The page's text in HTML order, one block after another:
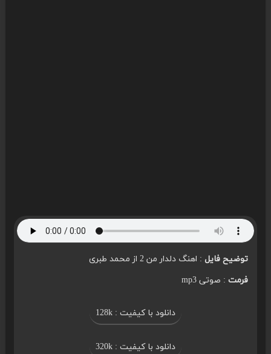
توضیح فایل: اهنگ دلدار من 2 از محمد طبری
فرمت: صوتی mp3
دانلود با کیفیت : 128k
دانلود با کیفیت : 320k